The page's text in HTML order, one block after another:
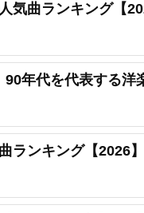
気曲ランキング【
90年代を代表する洋
ランキング【2026】